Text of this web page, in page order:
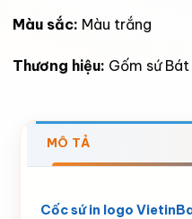
Màu sắc: Màu trắng
Thương hiệu: Gốm sứ
MÔ TẢ
Cốc sứ in logo